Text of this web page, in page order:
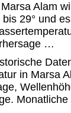
Alam
bis 29° und
…
in Marsa